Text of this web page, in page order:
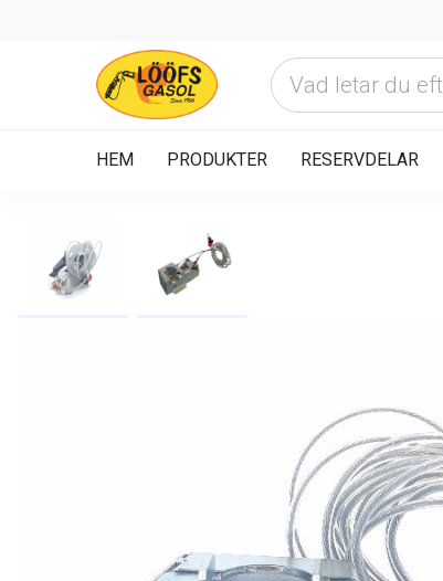
HEM PRODUKTER RESERVDELAR